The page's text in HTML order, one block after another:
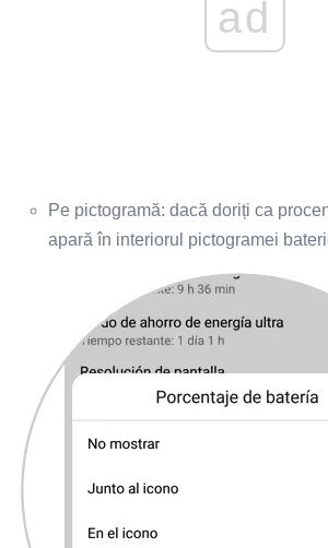
ad
Pe pictogramă: dacă doriți ca
apară în interiorul pictogramei